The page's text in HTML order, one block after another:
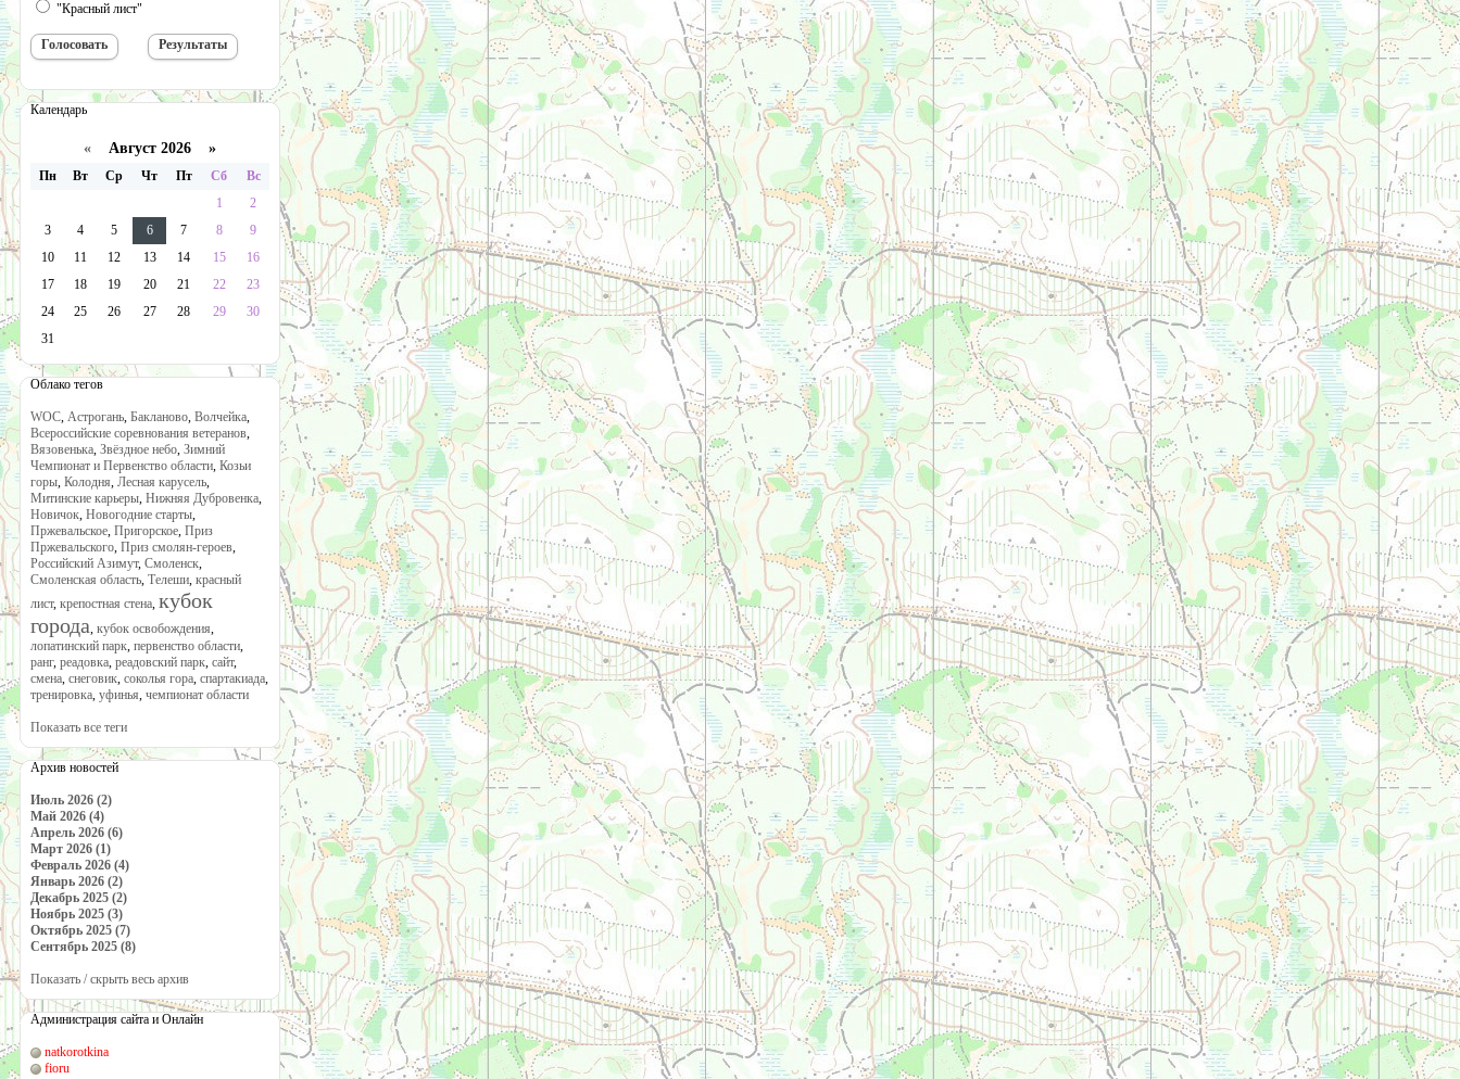
"Красный лист"
Календарь
« Август 2026 »
Пн Вт Ср Чт Пт Сб
Вс
1
2
3
4 5 6 7 8
9
10
11 12 13 14 15
16
17
18 19 20 21 22
23
24
25 26 27 28 29
30
31
Облако тегов
WOC, Астрогань, Бакланово, Волчейка,
Всероссийские соревнования ветеранов,
Вязовенька, Звёздное небо, Зимний
Чемпионат и Первенство области, Козьи
горы, Колодня, Лесная карусель,
Митинские карьеры, Нижняя Дубровенка,
Новичок, Новогодние старты,
Пржевальское, Пригорское, Приз
Пржевальского, Приз смолян-героев,
Российский Азимут, Смоленск,
Смоленская область, Телеши, красный
лист, крепостная стена, кубок
города, кубок освобождения,
лопатинский парк, первенство области,
ранг, реадовка, реадовский парк, сайт,
смена, снеговик, соколья гора, спартакиада,
тренировка, уфинья, чемпионат области
Показать все теги
Архив новостей
Июль 2026 (2)
Май 2026 (4)
Апрель 2026 (6)
Март 2026 (1)
Февраль 2026 (4)
Январь 2026 (2)
Декабрь 2025 (2)
Ноябрь 2025 (3)
Октябрь 2025 (7)
Сентябрь 2025 (8)
Показать / скрыть весь архив
Администрация сайта и Онлайн
natkorotkina
fioru